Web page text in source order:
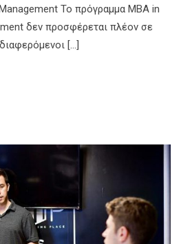
Το πρόγραμμα ΜΒΑ in
δεν προσφέρεται πλέον σε
[…]